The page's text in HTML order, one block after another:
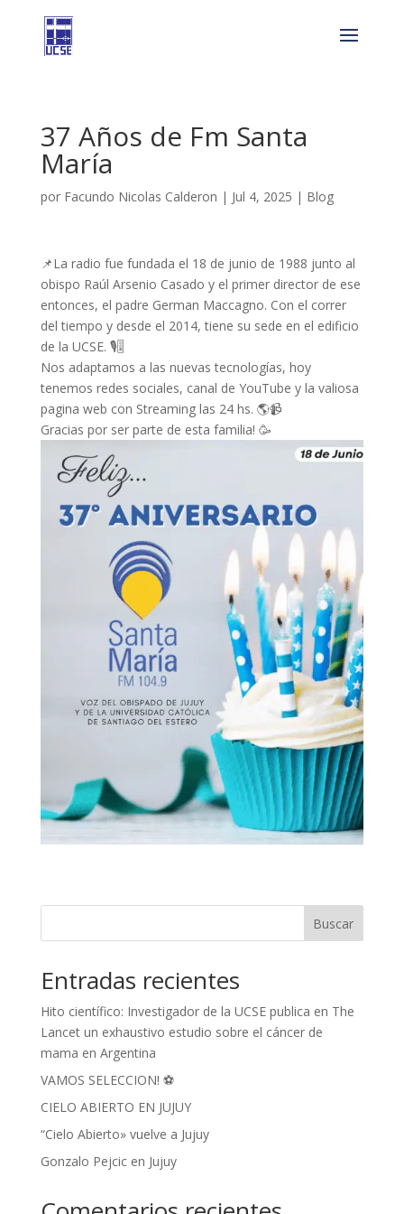
37 Años de Fm Santa
María
por Facundo Nicolas Calderon | Jul 4, 2025 | Blog
📌La radio fue fundada el 18 de junio de 1988 junto al
obispo Raúl Arsenio Casado y el primer director de ese
entonces, el padre German Maccagno. Con el correr
del tiempo y desde el 2014, tiene su sede en el edificio
de la UCSE. 🎙🎚
Nos adaptamos a las nuevas tecnologías, hoy
tenemos redes sociales, canal de YouTube y la valiosa
pagina web con Streaming las 24 hs. 🌎📹
Gracias por ser parte de esta familia! 🥳
Buscar
Entradas recientes
Hito científico: Investigador de la UCSE publica en The
Lancet un exhaustivo estudio sobre el cáncer de
mama en Argentina
VAMOS SELECCION! ⚽
CIELO ABIERTO EN JUJUY
“Cielo Abierto» vuelve a Jujuy
Gonzalo Pejcic en Jujuy